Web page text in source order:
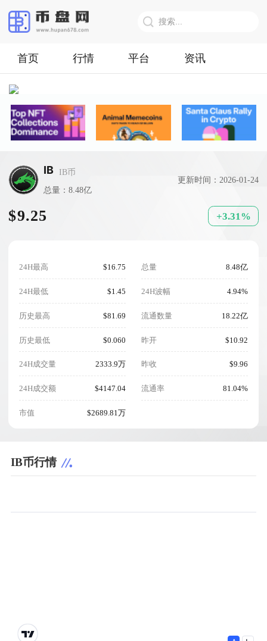
首页 行情 平台 资讯
IB
IB币
总量：8.48亿
更新时间：2026-01-24
$9.25 +3.31%
24H最高 $16.75
24H最低 $1.45
历史最高 $81.69
历史最低 $0.060
24H成交量 2333.9万
24H成交额 $4147.04
市值 $2689.81万
总量 8.48亿
24H波幅 4.94%
流通数量 18.22亿
昨开 $10.92
昨收 $9.96
流通率 81.04%
IB币行情